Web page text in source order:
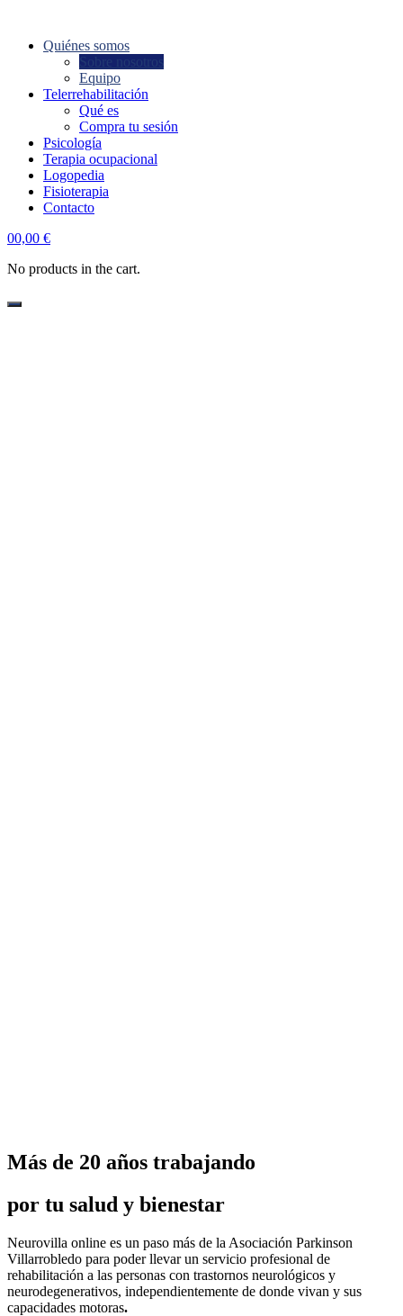
Quiénes somos
Sobre nosotros
Equipo
Telerrehabilitación
Qué es
Compra tu sesión
Psicología
Terapia ocupacional
Logopedia
Fisioterapia
Contacto
account
00,00 €
No products in the cart.
Más de 20 años trabajando
por tu salud y bienestar
Neurovilla online es un paso más de la Asociación Parkinson
Villarrobledo para poder llevar un servicio profesional de
rehabilitación a las personas con trastornos neurológicos y
neurodegenerativos, independientemente de donde vivan y sus
capacidades motoras.